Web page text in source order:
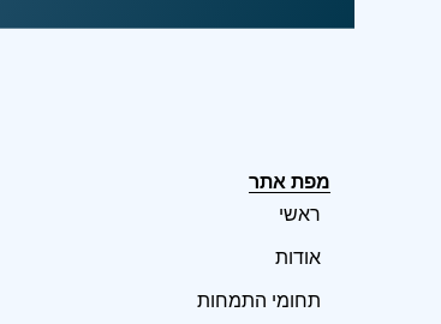
מפת אתר
ראשי
אודות
תחומי התמחות